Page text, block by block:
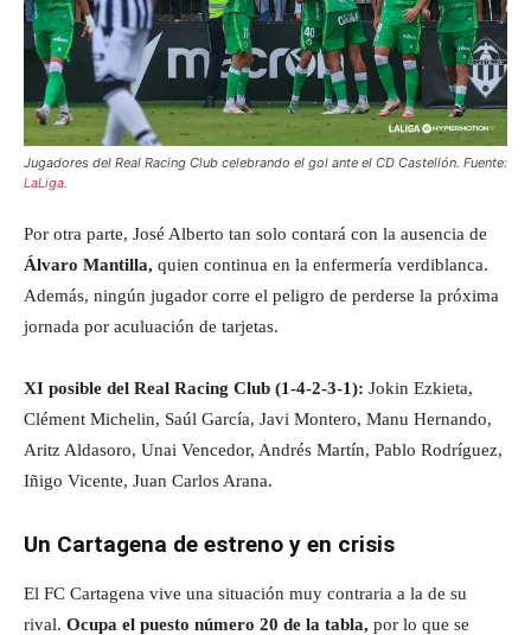
Jugadores del Real Racing Club celebrando el gol ante el CD Castellón. Fuente:
LaLiga.
Por otra parte, José Alberto tan solo contará con la ausencia de
Álvaro Mantilla, quien continua en la enfermería verdiblanca.
Además, ningún jugador corre el peligro de perderse la próxima
jornada por aculuación de tarjetas.
XI posible del Real Racing Club (1-4-2-3-1): Jokin Ezkieta,
Clément Michelin, Saúl García, Javi Montero, Manu Hernando,
Aritz Aldasoro, Unai Vencedor, Andrés Martín, Pablo Rodríguez,
Iñigo Vicente, Juan Carlos Arana.
Un Cartagena de estreno y en crisis
El FC Cartagena vive una situación muy contraria a la de su
rival. Ocupa el puesto número 20 de la tabla, por lo que se